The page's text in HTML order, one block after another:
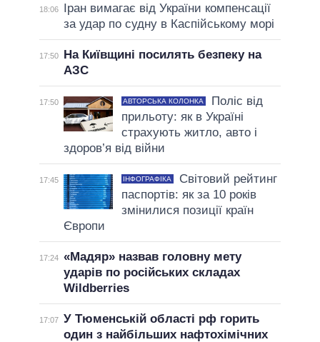
18:06
Іран вимагає від України компенсації
за удар по судну в Каспійському морі
17:50
На Київщині посилять безпеку на
АЗС
17:50 АВТОРСЬКА КОЛОНКА
Поліс від
прильоту: як в Україні
страхують житло, авто і
здоров’я від війни
17:45 ІНФОГРАФІКА
Світовий рейтинг
паспортів: як за 10 років
змінилися позиції країн
Європи
17:24 «Мадяр» назвав головну мету
ударів по російських складах
Wildberries
17:07 У Тюменській області рф горить
один з найбільших нафтохімічних